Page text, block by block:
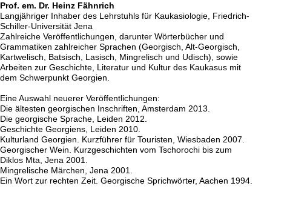
Prof. em. Dr. Heinz Fähnrich
Langjähriger Inhaber des Lehrstuhls für Kaukasiologie, Friedrich-
Schiller-Universität Jena
Zahlreiche Veröffentlichungen, darunter Wörterbücher und
Grammatiken zahlreicher Sprachen (Georgisch, Alt-Georgisch,
Kartwelisch, Batsisch, Lasisch, Mingrelisch und Udisch), sowie
Arbeiten zur Geschichte, Literatur und Kultur des Kaukasus mit
dem Schwerpunkt Georgien.
Eine Auswahl neuerer Veröffentlichungen:
Die ältesten georgischen Inschriften, Amsterdam 2013.
Die georgische Sprache, Leiden 2012.
Geschichte Georgiens, Leiden 2010.
Kulturland Georgien. Kurzführer für Touristen, Wiesbaden 2007.
Georgischer Wein. Kurzgeschichten vom Tschorochi bis zum
Diklos Mta, Jena 2001.
Mingrelische Märchen, Jena 2001.
Ein Wort zur rechten Zeit. Georgische Sprichwörter, Aachen 1994.